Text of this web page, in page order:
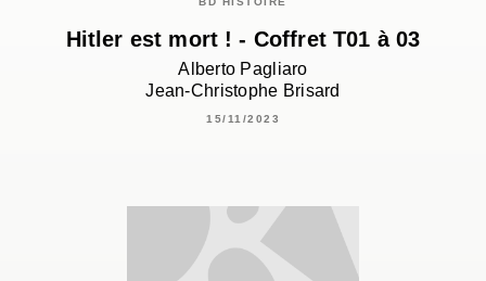
Hitler est mort ! - Coffret T01 à 03
Alberto Pagliaro
Jean-Christophe Brisard
15/11/2023